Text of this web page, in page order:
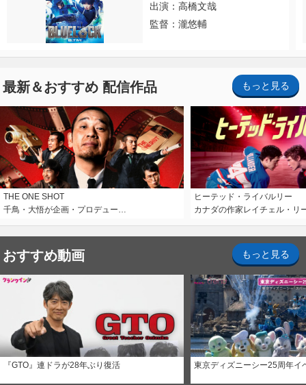
出演：高橋文哉
監督：瀧悠輔
最新＆おすすめ 配信作品 もっと見る
THE ONE SHOT
千鳥・大悟が企画・プロデュー…
ヒーテッド・ライバルリー
カナダの作家レイチェル・リ
おすすめ動画 もっと見る
『GTO』連ドラが28年ぶり復活 東京ディズニーシー25周年イ